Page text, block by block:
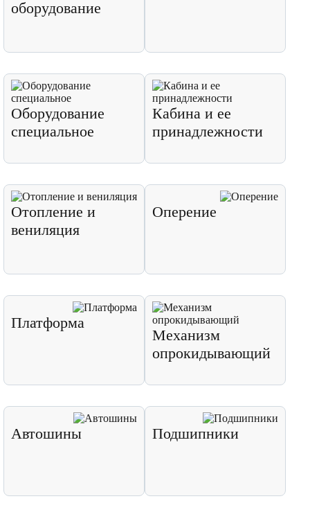
оборудование
Оборудование
специальное
Кабина и ее
принадлежности
Отопление и
вениляция
Оперение
Платформа
Механизм
опрокидывающий
Автошины Подшипники